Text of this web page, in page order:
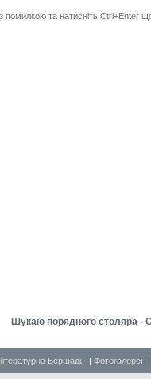
помилкою та натисніть Ctrl+Enter
Шукаю порядного столяра -
Бершадь | Фотогалереї